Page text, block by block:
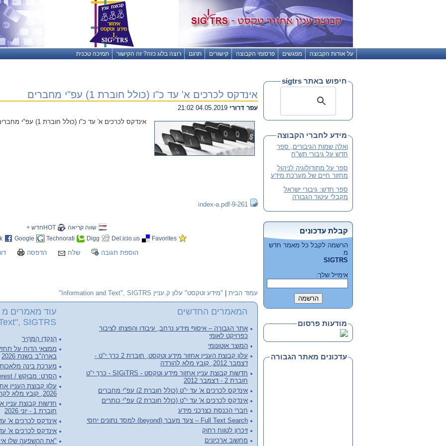
על אודות הקבוצה מפגשים פרסומי הקבוצה קישורים תרגם רוצה בלוג כזה? זה הקישור תמיכה טכנית
אינדקס לכרכים א' עד כ"ו (כולל חוברת 1) עפ"י מחברים
עפר דרורי
אינדקס לכרכים א' עד כ"ו (כולל חוברת 1) עפ"י מחברים
9-261-index-a.pdf
שווה קריאה
HOTחדש +
Favorites
Del.icio.us
Digg
Technorati
Google
הוספת תגובה שלח הדפסה
עמוד הבית "מידע וטקסט" עלון ק.עניין Information and Text", SIGTRS"
המאמרים החדשים
אתר הגבורה – איסוף מידע נרחב, עיבודו והפצתו לציבור
כפרויקט לאומי
המוצר אוטונומי
עלון קבוצת העניין אחזור מידע וטקסט, חוברת 2 כרך י"ט -
דצמבר 2012, קובץ מלא להורדה
חדשות קבוצת עניין אחזור מידע וטקסט - SIGiTRS - כרך י"ט
חוברת 2 - דצמבר 2012
אינדקס לכרכים א' עד י"ט (כולל חוברת 2) עפ"י מחברים
אינדקס לכרכים א' עד י"ט (כולל חוברת 2) עפ"י כותרים
חברי הכנסת כצרכני מידע
Full Text Search – צעד מעבר (beyond) למסד נתונים יחסי
זיכרון לטווח רחוק
מחשוב ארכיונים
עוד מאמרים מ
SIGTRS"
הַנַּקְדָן הַמָּהִיר
ממצאי הדוח על
בארה"ב בשנת 2026
מערכת בינה
הסרט: מבוקש / Person of Interest
2026, קובץ מלא לקריאה והורדה
חוברת 1 - יוני 2026
אינדקס לכרכים א' עד ל"ג
אינדקס לכרכים א' עד ל"ג
"את ההשפעה שלו
חיפוש באתר sigtrs
מידע לחברי הקבוצה
ואלה שמות הגיבורים, ספר
חדש על גיבורי תש"ח
ספר על מתודולוגיה לניהול
מחזור חיים של מערכת מידע
ספר חדש: גיבורי ישראל
מקבלי עיטור הגבורה
קבלת עדכונים
הרשמה לקבל כל מאמר חדש
מ
SIGTRS
אימייל שלך:
מודעות פרסום
עדכונים מאתר הגבורה